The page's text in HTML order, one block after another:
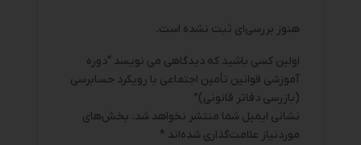
هنوز بررسی‌ای ثبت نشده است.
اولین کسی باشید که دیدگاهی می نویسد “دوره
آموزشی قوانین تأمین اجتماعی با رویکرد حسابرسی
(بازرسی دفاتر قانونی)”
نشانی ایمیل شما منتشر نخواهد شد. بخش‌های
موردنیاز علامت‌گذاری شده‌اند *